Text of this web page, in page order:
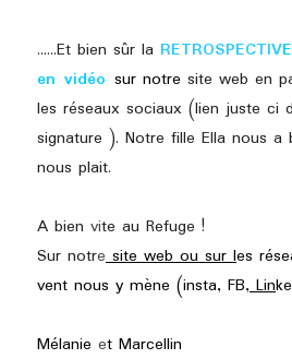
......Et bien sûr la RETROSPECTIV
en vidéo sur notre site web en
les réseaux sociaux (lien juste ci
signature ). Notre fille Ella nous a
nous plait.
A bien vite au Refuge !
Sur notre site web ou sur les
vent nous y mène (insta, FB, Linke
Mélanie et Marcellin